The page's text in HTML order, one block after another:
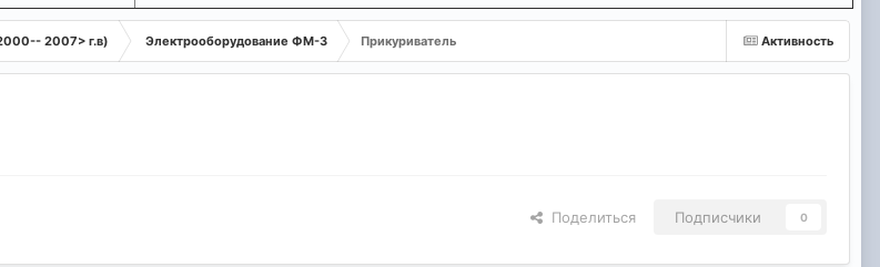
Активность
2007> г.в) Электрооборудование ФМ-3 Прикуриватель
Поделиться Подписчики 0